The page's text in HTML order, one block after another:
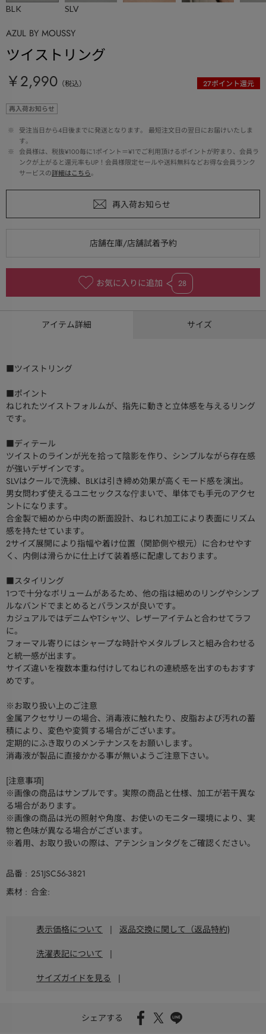
BLK SLV
AZUL BY MOUSSY
ツイストリング
￥2,990 （税込） 27ポイント還元
再入荷お知らせ
※
受注当日から4日後までに発送となります。 最短注文日の翌日にお届けいたしま
す。
※
会員様は、税抜¥100毎に1ポイント＝¥1でご利用頂けるポイントが貯まり、会員ラ
ンクが上がると還元率もUP！会員様限定セールや送料無料などお得な会員ランク
サービスの詳細はこちら。
お気に入りに追加 28
アイテム詳細 サイズ
■ツイストリング
■ポイント
ねじれたツイストフォルムが、指先に動きと立体感を与えるリング
です。
■ディテール
ツイストのラインが光を拾って陰影を作り、シンプルながら存在感
が強いデザインです。
SLVはクールで洗練、BLKは引き締め効果が高くモード感を演出。
男女問わず使えるユニセックスな佇まいで、単体でも手元のアクセ
ントになります。
合金製で細めから中肉の断面設計、ねじれ加工により表面にリズム
感を持たせています。
2サイズ展開により指幅や着け位置（関節側や根元）に合わせやす
く、内側は滑らかに仕上げて装着感に配慮しております。
■スタイリング
1つで十分なボリュームがあるため、他の指は細めのリングやシンプ
ルなバンドでまとめるとバランスが良いです。
カジュアルではデニムやTシャツ、レザーアイテムと合わせてラフ
に。
フォーマル寄りにはシャープな時計やメタルブレスと組み合わせる
と統一感が出ます。
サイズ違いを複数本重ね付けしてねじれの連続感を出すのもおすす
めです。
※お取り扱い上のご注意
金属アクセサリーの場合、消毒液に触れたり、皮脂および汚れの蓄
積により、変色や変質する場合がございます。
定期的にふき取りのメンテナンスをお願いします。
消毒液が製品に直接かかる事が無いようご注意下さい。
[注意事項]
※画像の商品はサンプルです。実際の商品と仕様、加工が若干異な
る場合があります。
※画像の商品は光の照射や角度、お使いのモニター環境により、実
物と色味が異なる場合がございます。
※着用、お取り扱いの際は、アテンションタグをご確認ください。
品番
251JSC56-3821
素材
合金:
表示価格について | 返品交換に関して（返品特約)
洗濯表記について |
サイズガイドを見る |
シェアする